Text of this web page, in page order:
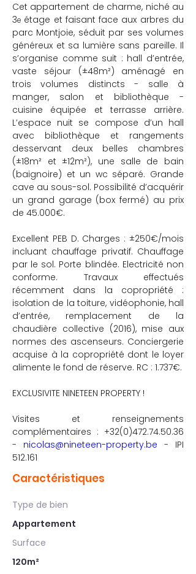
Cet appartement de charme, niché au
3e étage et faisant face aux arbres du
parc Montjoie, séduit par ses volumes
généreux et sa lumière sans pareille. Il
s’organise comme suit : hall d’entrée,
vaste séjour (±48m²) aménagé en
trois volumes distincts - salle à
manger, salon et bibliothèque -
cuisine équipée et terrasse arrière.
L’espace nuit se compose d’un hall
avec bibliothèque et rangements
desservant deux belles chambres
(±18m² et ±12m²), une salle de bain
(baignoire) et un wc séparé. Grande
cave au sous-sol. Possibilité d’acquérir
un grand garage (box fermé) au prix
de 45.000€.
Excellent PEB D. Charges : ±250€/mois
incluant chauffage privatif. Chauffage
par le sol. Porte blindée. Electricité non
conforme. Travaux effectués
récemment dans la copropriété :
isolation de la toiture, vidéophonie, hall
d’entrée, remplacement de la
chaudière collective (2016), mise aux
normes des ascenseurs. Conciergerie
acquise à la copropriété dont le loyer
alimente le fond de réserve. RC : 1.737€.
EXCLUSIVITE NINETEEN PROPERTY !
Visites et renseignements
complémentaires : +32(0)472.74.50.36
- nicolas@nineteen-property.be - IPI
512.161
Caractéristiques
Type de bien
Appartement
Surface
120m²